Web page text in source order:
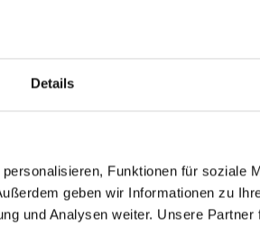
Details
Funktionen für soziale
geben wir Informationen zu
und Analysen weiter. Unsere Partner
individuellen Wandmaße anfordern.
einfach. Die Wand wird